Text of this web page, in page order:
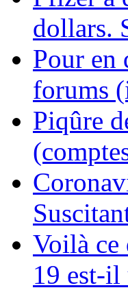
dollars.
Pour en
forums
Piqûre
Voilà
19 est-il